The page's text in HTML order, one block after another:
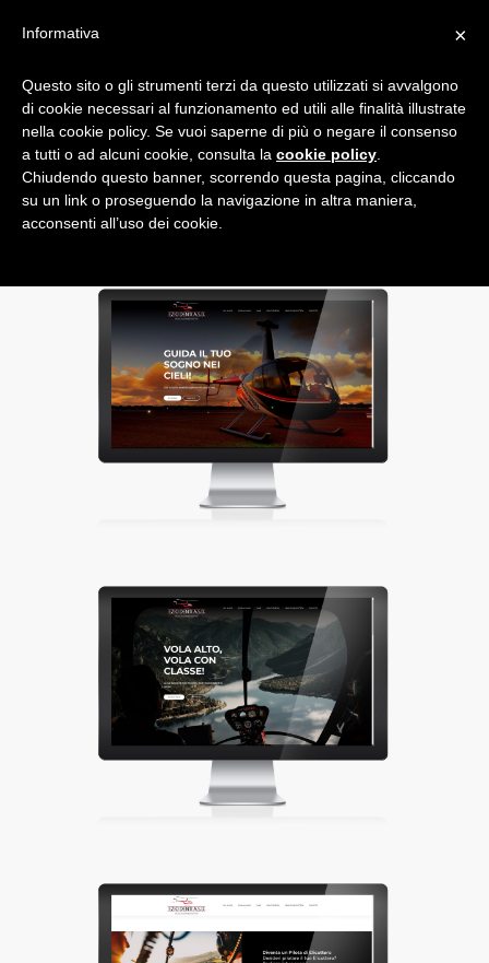
SCUOLA VOLO ELICOTTERI
EZIO DENTI ASD
×
Informativa
Questo sito o gli strumenti terzi da questo utilizzati si avvalgono
di cookie necessari al funzionamento ed utili alle finalità illustrate
nella cookie policy. Se vuoi saperne di più o negare il consenso
a tutti o ad alcuni cookie, consulta la cookie policy
Chiudendo questo banner, scorrendo questa pagina, cliccando
su un link o proseguendo la navigazione in altra maniera,
acconsenti all’uso dei cookie.